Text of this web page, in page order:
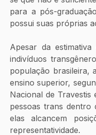
para a pós-
possui suas próprias
Apesar da
indivíduos
população brasileira,
ensino superior,
Nacional de Travestis
pessoas trans dentro
elas alcancem
representatividade.